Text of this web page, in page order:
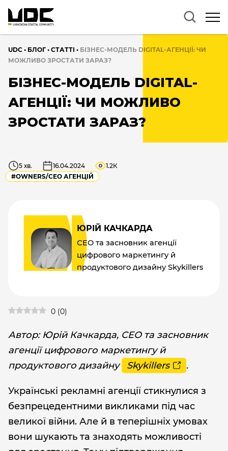
UDC • БЛОГ • CТАТТІ • БІЗНЕС-МОДЕЛЬ DIGITAL-АГЕНЦІЇ: ЧИ
МОЖЛИВО ЗРОСТАТИ ЗАРАЗ?
БІЗНЕС-МОДЕЛЬ DIGITAL-
АГЕНЦІЇ: ЧИ МОЖЛИВО
ЗРОСТАТИ ЗАРАЗ?
#OWNERS/СEO АГЕНЦІЙ
5 хв. 16.04.2024 1.2К
ЮРІЙ КАЧКАРДА
СEO та засновник агенції
цифрового маркетингу й
продуктового дизайну Skykillers
0 (0)
Автор: Юрій Качкарда, СEO та засновник
агенції цифрового маркетингу й
продуктового дизайну Skykillers .
Українські рекламні агенції стикнулися з
безпрецедентними викликами під час
великої війни. Але й в теперішніх умовах
вони шукають та знаходять можливості